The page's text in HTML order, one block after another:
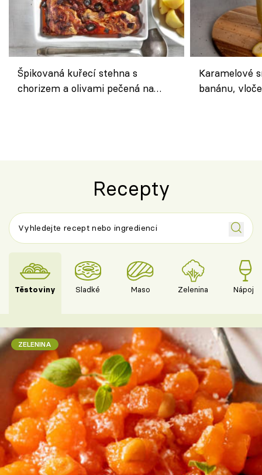
Špikovaná kuřecí stehna s
chorizem a olivami pečená na
Karamelové
banánu,
Recepty
Těstoviny Sladké Maso Zelenina Nápoje
ZELENINA